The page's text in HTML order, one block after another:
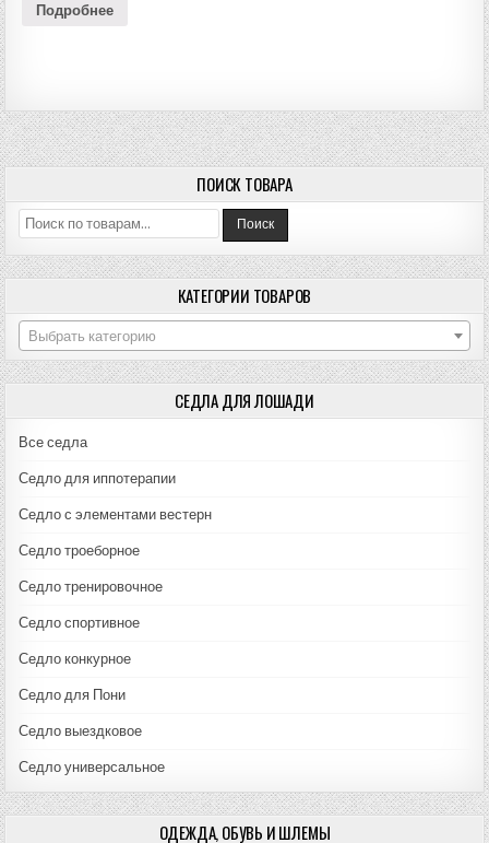
Подробнее
ПОИСК ТОВАРА
Искать: Поиск
КАТЕГОРИИ ТОВАРОВ
Выбрать категорию
СЕДЛА ДЛЯ ЛОШАДИ
Все седла
Седло для иппотерапии
Седло с элементами вестерн
Седло троеборное
Седло тренировочное
Седло спортивное
Седло конкурное
Седло для Пони
Седло выездковое
Седло универсальное
ОДЕЖДА, ОБУВЬ И ШЛЕМЫ